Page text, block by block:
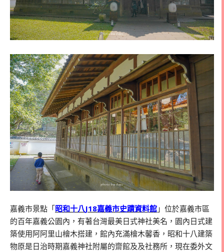
嘉義市景點「昭和十八J18嘉義市史蹟資料館 」位於嘉義市區
的百年嘉義公園內，有著台灣最美日式神社美名，園內日式建
築使用阿阿里山檜木搭建，館內充滿檜木馨香，昭和十八建築
物原是日治時期嘉義神社附屬的齋館及及社務所，現在委外文